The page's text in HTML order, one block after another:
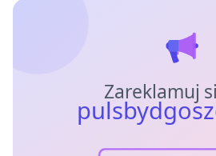
Zareklamuj